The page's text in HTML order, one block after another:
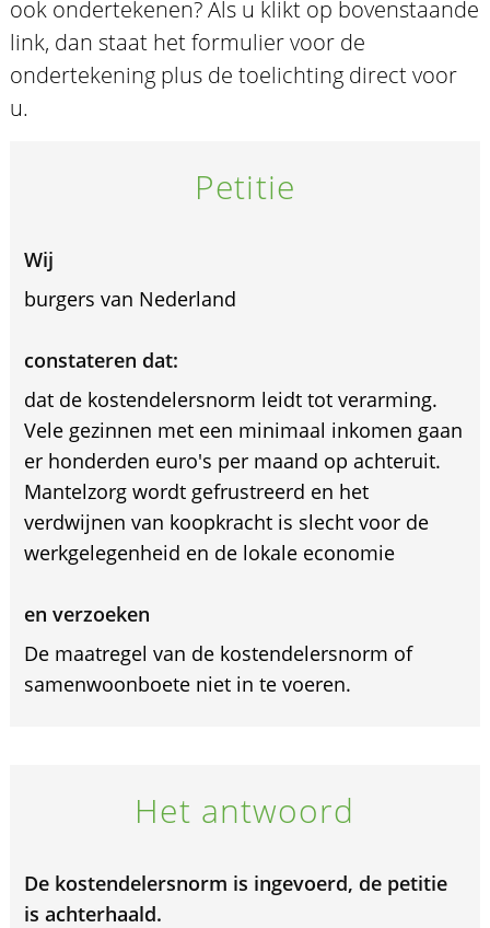
ook ondertekenen? Als u klikt op bovenstaande
link, dan staat het formulier voor de
ondertekening plus de toelichting direct voor
u.
Petitie
Wij
burgers van Nederland
constateren dat:
dat de kostendelersnorm leidt tot verarming.
Vele gezinnen met een minimaal inkomen gaan
er honderden euro's per maand op achteruit.
Mantelzorg wordt gefrustreerd en het
verdwijnen van koopkracht is slecht voor de
werkgelegenheid en de lokale economie
en verzoeken
De maatregel van de kostendelersnorm of
samenwoonboete niet in te voeren.
Het antwoord
De kostendelersnorm is ingevoerd, de petitie
is achterhaald.